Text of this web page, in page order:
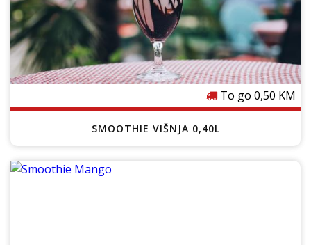
To go 0,50 KM
SMOOTHIE VIŠNJA 0,40L